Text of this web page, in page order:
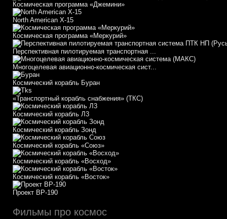
Космическая программа «Джемини»
North American X-15
Космическая программа «Меркурий»
Перспективная пилотируемая транспортная ...
Многоцелевая авиационно-космическая сист...
Космический корабль Буран
«Транспортный корабль снабжения» (ТКС)
Космический корабль Л3
Космический корабль Зонд
Космический корабль «Союз»
Космический корабль «Восход»
Космический корабль «Восток»
Проект ВР-190
Фильмы про космос